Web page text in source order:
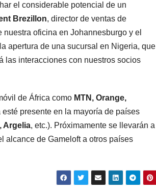
el considerable potencial de un
Brezillon, director de ventas de
oficina en Johannesburgo y el
apertura de una sucursal en Nigeria, que
las interacciones con nuestros socios
de África como MTN, Orange,
presente en la mayoría de países
Argelia, etc.). Próximamente se llevarán a
alcance de Gameloft a otros países